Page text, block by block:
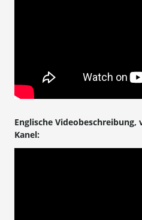
Englische Videobeschreibung,
Kanel: